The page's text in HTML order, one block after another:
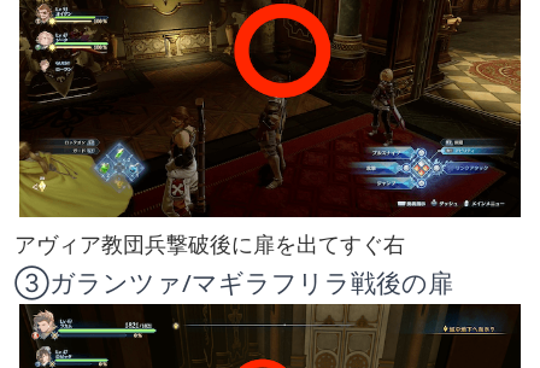
アヴィア教団兵撃破後に扉を出てすぐ右
③ガランツァ/マギラフリラ戦後の扉